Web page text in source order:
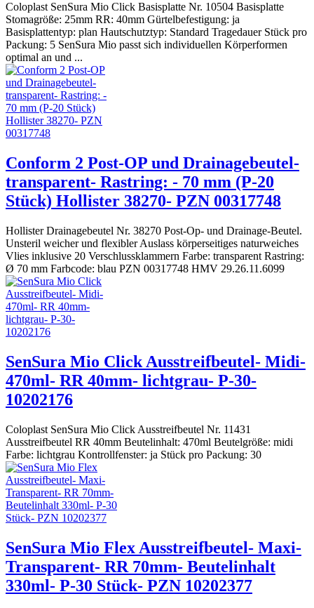
Coloplast SenSura Mio Click Basisplatte Nr. 10504 Basisplatte
Stomagröße: 25mm RR: 40mm Gürtelbefestigung: ja
Basisplattentyp: plan Hautschutztyp: Standard Tragedauer Stück pro
Packung: 5 SenSura Mio passt sich individuellen Körperformen
optimal an und ...
Conform 2 Post-OP und Drainagebeutel-
transparent- Rastring: - 70 mm (P-20
Stück) Hollister 38270- PZN 00317748
Hollister Drainagebeutel Nr. 38270 Post-Op- und Drainage-Beutel.
Unsteril weicher und flexibler Auslass körperseitiges naturweiches
Vlies inklusive 20 Verschlussklammern Farbe: transparent Rastring:
Ø 70 mm Farbcode: blau PZN 00317748 HMV 29.26.11.6099
SenSura Mio Click Ausstreifbeutel- Midi-
470ml- RR 40mm- lichtgrau- P-30-
10202176
Coloplast SenSura Mio Click Ausstreifbeutel Nr. 11431
Ausstreifbeutel RR 40mm Beutelinhalt: 470ml Beutelgröße: midi
Farbe: lichtgrau Kontrollfenster: ja Stück pro Packung: 30
SenSura Mio Flex Ausstreifbeutel- Maxi-
Transparent- RR 70mm- Beutelinhalt
330ml- P-30 Stück- PZN 10202377